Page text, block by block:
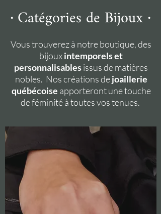
·Catégories de Bijoux·
Vous trouverez à notre boutique, des
bijouxintemporels et
personnalisablesissus de matières
nobles. Nos créations dejoaillerie
québécoise apporteront une touche
de féminité à toutes vos tenues.